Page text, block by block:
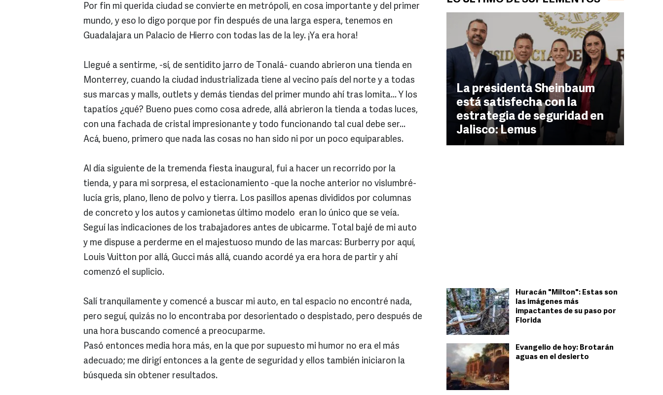
La presidenta Sheinbaum
está satisfecha con la
estrategia de seguridad en
Jalisco: Lemus
Huracán "Milton": Estas son
las imágenes más
impactantes de su paso por
Florida
Evangelio de hoy: Brotarán
aguas en el desierto
Por fin mi querida ciudad se convierte en metrópoli, en cosa importante y del primer
mundo, y eso lo digo porque por fin después de una larga espera, tenemos en
Guadalajara un Palacio de Hierro con todas las de la ley. ¡Ya era hora!
Llegué a sentirme, -sí, de sentidito jarro de Tonalá- cuando abrieron una tienda en
Monterrey, cuando la ciudad industrializada tiene al vecino país del norte y a todas
sus marcas y malls, outlets y demás tiendas del primer mundo ahí tras lomita... Y los
tapatíos ¿qué? Bueno pues como cosa adrede, allá abrieron la tienda a todas luces,
con una fachada de cristal impresionante y todo funcionando tal cual debe ser...
Acá, bueno, primero que nada las cosas no han sido ni por un poco equiparables.
Al día siguiente de la tremenda fiesta inaugural, fui a hacer un recorrido por la
tienda, y para mi sorpresa, el estacionamiento -que la noche anterior no vislumbré-
lucía gris, plano, lleno de polvo y tierra. Los pasillos apenas divididos por columnas
de concreto y los autos y camionetas último modelo eran lo único que se veía.
Seguí las indicaciones de los trabajadores antes de ubicarme. Total bajé de mi auto
y me dispuse a perderme en el majestuoso mundo de las marcas: Burberry por aquí,
Louis Vuitton por allá, Gucci más allá, cuando acordé ya era hora de partir y ahí
comenzó el suplicio.
Salí tranquilamente y comencé a buscar mi auto, en tal espacio no encontré nada,
pero seguí, quizás no lo encontraba por desorientado o despistado, pero después de
una hora buscando comencé a preocuparme.
Pasó entonces media hora más, en la que por supuesto mi humor no era el más
adecuado; me dirigí entonces a la gente de seguridad y ellos también iniciaron la
búsqueda sin obtener resultados.